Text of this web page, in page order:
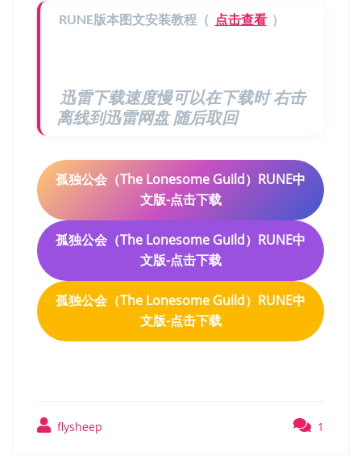
RUNE版本图文安装教程（ 点击查看 ）
迅雷下载速度慢可以在下载时 右击
离线到迅雷网盘 随后取回
孤独公会（The Lonesome Guild）RUNE中
文版-点击下载
孤独公会（The Lonesome Guild）RUNE中
文版-点击下载
孤独公会（The Lonesome Guild）RUNE中
文版-点击下载
flysheep 1